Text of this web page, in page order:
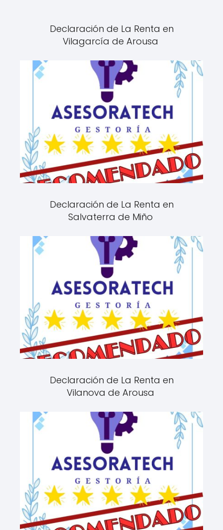
Declaración de La Renta en
Vilagarcía de Arousa
Declaración de La Renta en
Salvaterra de Miño
Declaración de La Renta en
Vilanova de Arousa